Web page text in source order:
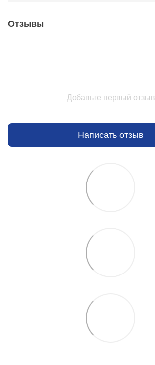
Отзывы
Добавьте первый отзыв
Написать отзыв